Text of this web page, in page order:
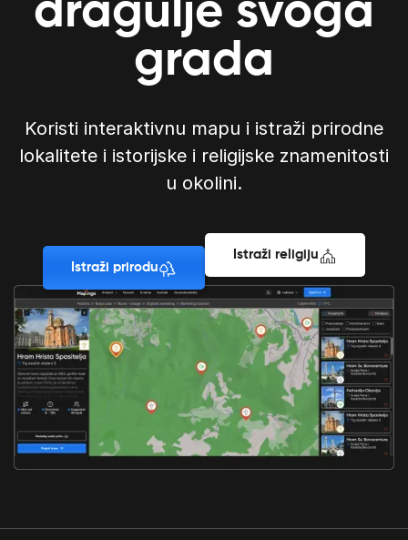
dragulje svoga
grada
Koristi interaktivnu mapu i istraži prirodne
lokalitete i istorijske i religijske znamenitosti
u okolini.
Istraži prirodu
Istraži religiju